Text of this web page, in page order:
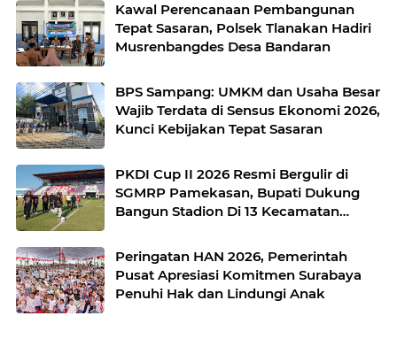
Kawal Perencanaan Pembangunan
Tepat Sasaran, Polsek Tlanakan Hadiri
Musrenbangdes Desa Bandaran
BPS Sampang: UMKM dan Usaha Besar
Wajib Terdata di Sensus Ekonomi 2026,
Kunci Kebijakan Tepat Sasaran
PKDI Cup II 2026 Resmi Bergulir di
SGMRP Pamekasan, Bupati Dukung
Bangun Stadion Di 13 Kecamatan
Peringatan HAN 2026, Pemerintah
Pusat Apresiasi Komitmen Surabaya
Penuhi Hak dan Lindungi Anak